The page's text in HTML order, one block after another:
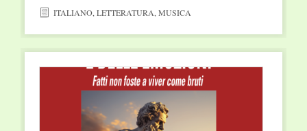
ITALIANO, LETTERATURA MUSICA